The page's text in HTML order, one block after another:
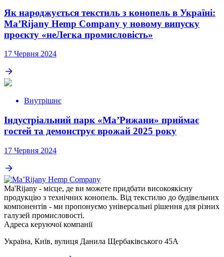
Як народжується текстиль з конопель в Україні:
Ma’Rijany Hemp Company у новому випуску
проєкту «неЛегка промисловість»
17 Червня 2024
Внутрішнє
Індустріальний парк «МаʼРижани» приймає
гостей та демонструє врожай 2025 року
17 Червня 2024
Ma'Rijany - місце, де ви можете придбати високоякісну
продукцію з технічних конопель. Від текстилю до будівельних
компонентів - ми пропонуємо універсальні рішення для різних
галузей промисловості.
Адреса керуючої компанії
Україна, Київ, вулиця Данила Щербаківського 45A